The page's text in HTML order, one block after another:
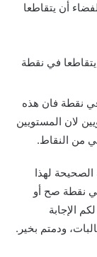
أن يتقاطعا
في نقطة
نقطة فان هذه
لان المستويين
من النقاط.
الصحيحة لهذا
نقطة صح أو
الإجابة
ودمتم بخير.